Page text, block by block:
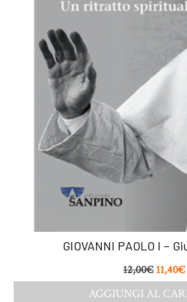
GIOVANNI PAOLO I –
12,00€ 11,40€
AGGIUNGI AL